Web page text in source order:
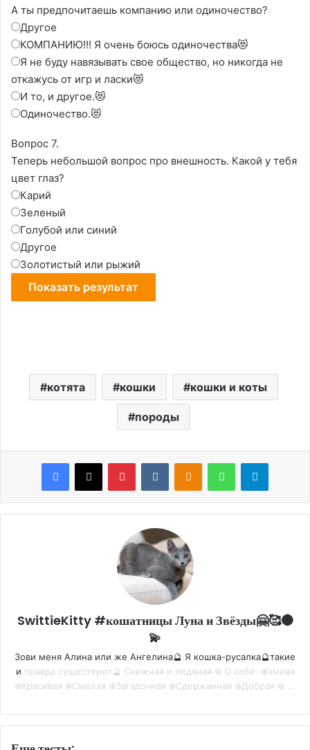
А ты предпочитаешь компанию или одиночество?
Другое
КОМПАНИЮ!!! Я очень боюсь одиночества😻
Я не буду навязывать свое общество, но никогда не
откажусь от игр и ласки😻
И то, и другое.😻
Одиночество.😻
Вопрос 7.
Теперь небольшой вопрос про внешность. Какой у тебя
цвет глаз?
Карий
Зеленый
Голубой или синий
Другое
Золотистый или рыжий
котята кошки кошки и коты
породы
SwittieKitty #кошатницы Луна и Звёзды🤗🥰🌑
💫
Зови меня Алина или же Ангелина🔮 Я кошка-русалка🔮такие
и правда существуют🔮 Снежная и ледяная.❄️ О себе: ❄️Умная
❄️Красивая ❄️Смелая ❄️Загадочная ❄️Сдержанная ❄️Добрая ❄️ ...